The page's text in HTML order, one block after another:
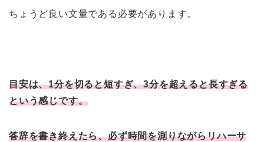
ちょうど良い文量である必要があります。
目安は、1分を切ると短すぎ、3分を超えると長すぎる
という感じです。
答辞を書き終えたら、必ず時間を測りながらリハーサ